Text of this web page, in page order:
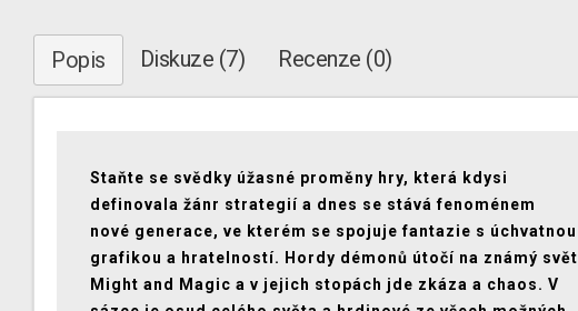
Popis Diskuze (7) Recenze (0)
Staňte se svědky úžasné proměny hry, která kdysi
definovala žánr strategií a dnes se stává fenoménem
nové generace, ve kterém se spojuje fantazie s úchvatnou
grafikou a hratelností. Hordy démonů útočí na známý svět
Might and Magic a v jejich stopách jde zkáza a chaos. V